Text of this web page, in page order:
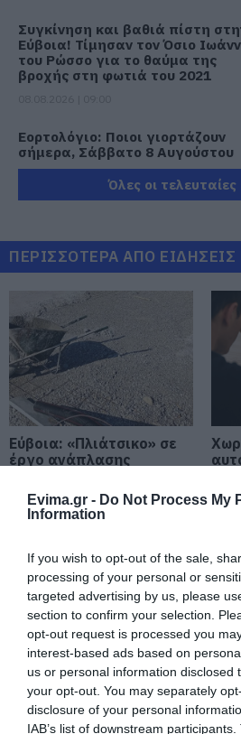
Evima.gr - Do Not Process My
Information
If you wish to opt-out of the sale,
processing of your personal or
targeted advertising by us, please
section to confirm your selection.
opt-out request is processed you
interest-based ads based on
us or personal information disclosed
your opt-out. You may separately
disclosure of your personal
IAB’s list of downstream
Συγκίνηση και βαθιά πίστη
Εύβοια! Τίμησαν τον Όσιο
του Ρώσσο για το θαύμα της
βροχής στη φωτιά του 2021
Εορτολόγιο: Ποιοι γιορτάζουν
σήμερα, Σάββατο 8 Αυγούστου
Εύβοια! Στα ύψη το θερμόμετρο
08.08.2026 | 08:20
Προσοχή σήμερα στην Εύβοια:
Υψηλός κίνδυνος πυρκαγιάς! Τι
απαγορεύεται από την Πολιτική
Προστασία
08.08.2026 | 08:00
Μεγάλο πανηγύρι στην Εύβοια:
Πλημμύρισε με κόσμο η
(pics&vid)
θυελλώδη μελτέμια
07.08.2026 | 22:20
Εύβοια: Ηχηρό μήνυμα πέντε
χρόνια μετά τη μεγάλη
καταστροφή του 2021
07.08.2026 | 22:00
Νέο τροχαίο με υλικές ζημιές
Όλες οι τελευταίες
ΠΕΡΙΣΣΟΤΕΡΑ ΑΠΟ ΕΙΔΗΣΕΙΣ
Εύβοια: «Πλιάτσικο» σε
έργο ανάπλασης
καταγγελία που
προκαλεί αντιδράσεις
Εύβοια: Διακοπή
ρεύματος αύριο πολλές
περιοχές- Πίνακας